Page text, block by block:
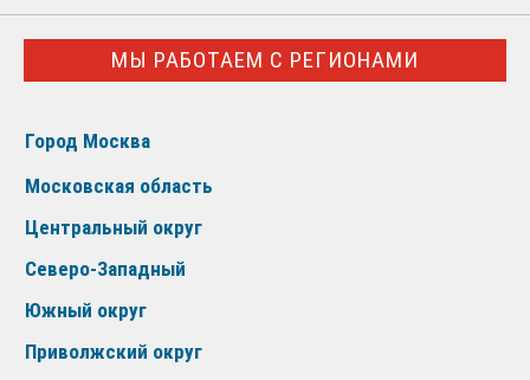
МЫ РАБОТАЕМ С РЕГИОНАМИ
Город Москва
Московская область
Центральный округ
Северо-Западный
Южный округ
Приволжский округ